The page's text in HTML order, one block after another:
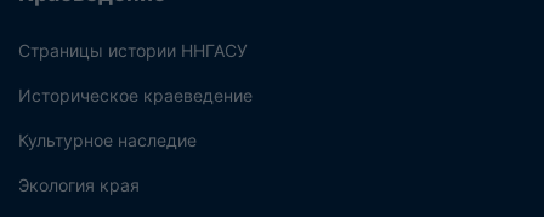
Страницы истории ННГАСУ
Историческое краеведение
Культурное наследие
Экология края